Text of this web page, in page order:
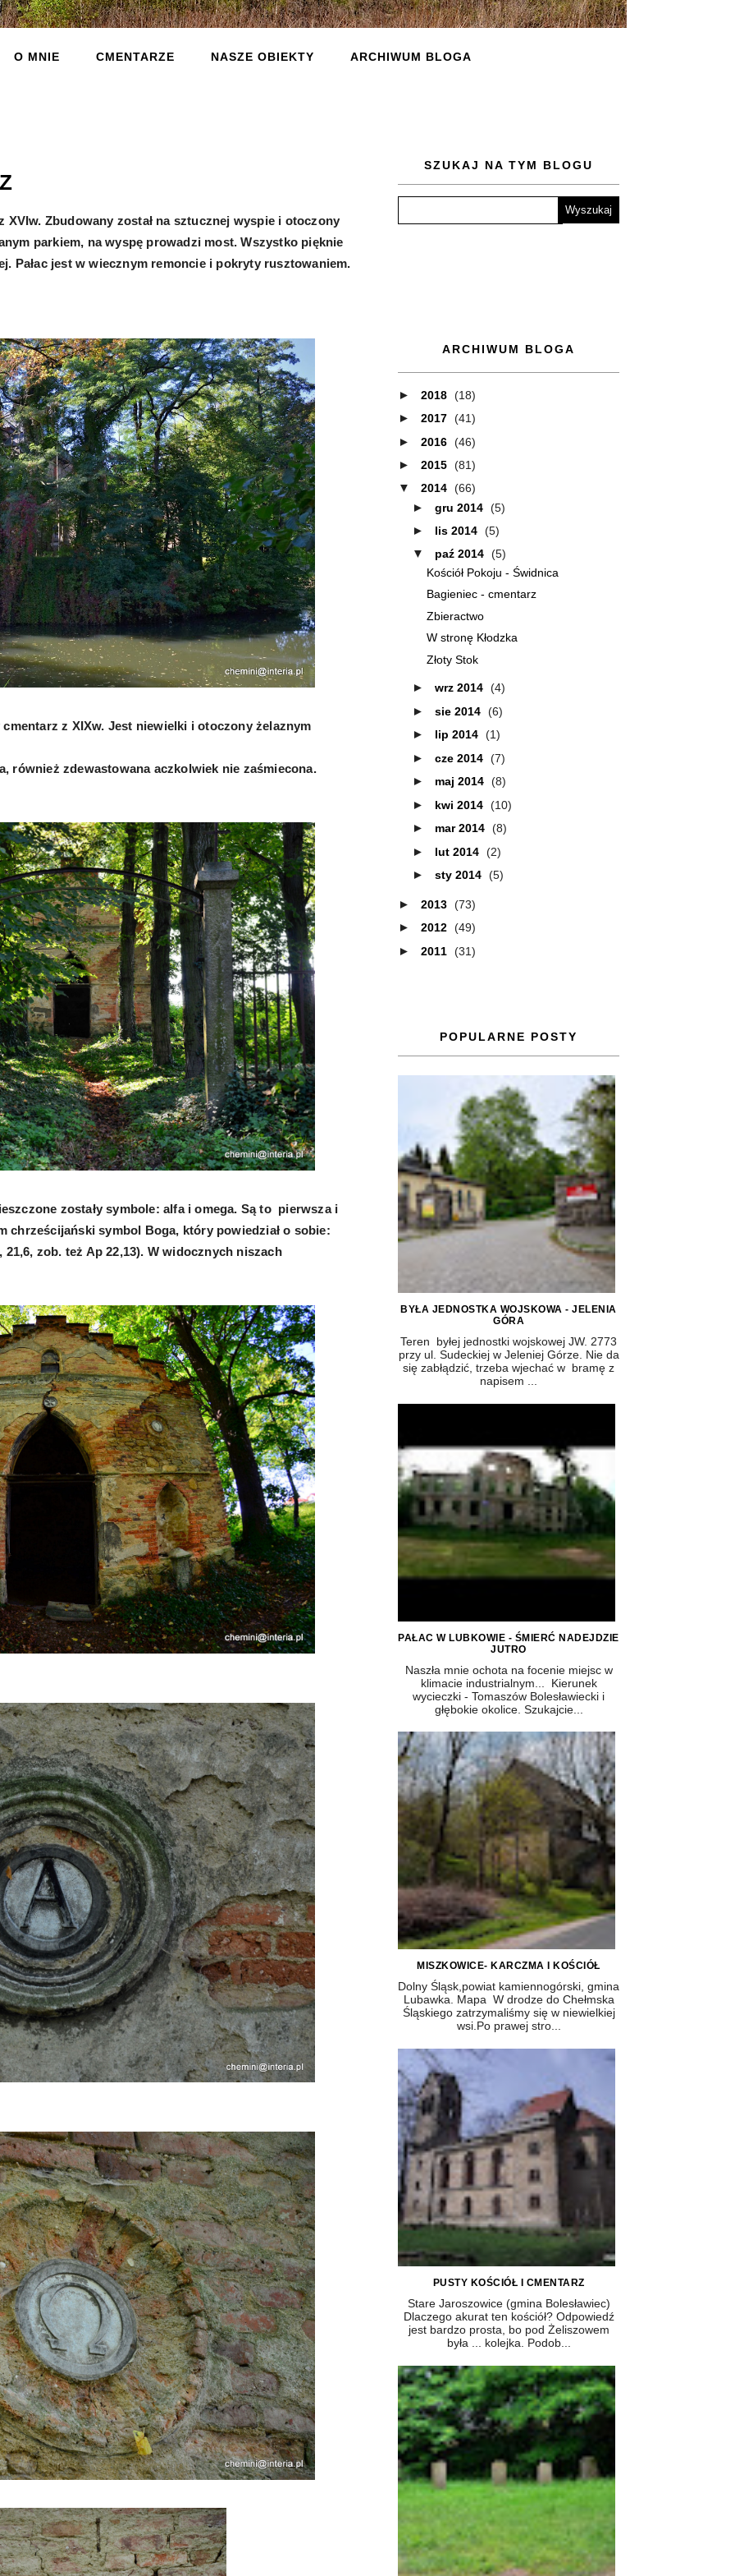
O MNIE CMENTARZE NASZE OBIEKTY ARCHIWUM BLOGA
XVIw. Zbudowany został na sztucznej wyspie i otoczony
parkiem, na wyspę prowadzi most. Wszystko pięknie
Pałac jest w wiecznym remoncie i pokryty rusztowaniem.
z XIXw. Jest niewielki i otoczony żelaznym
również zdewastowana aczkolwiek nie zaśmiecona.
zostały symbole: alfa i omega. Są to pierwsza i
chrześcijański symbol Boga, który powiedział o sobie:
zob. też Ap 22,13). W widocznych niszach
SZUKAJ NA TYM BLOGU
ARCHIWUM BLOGA
► 2018 (18)
► 2017 (41)
► 2016 (46)
► 2015 (81)
▼ 2014 (66)
► gru 2014 (5)
► lis 2014 (5)
▼ paź 2014 (5)
Kościół Pokoju - Świdnica
Bagieniec - cmentarz
Zbieractwo
W stronę Kłodzka
Złoty Stok
► wrz 2014 (4)
► sie 2014 (6)
► lip 2014 (1)
► cze 2014 (7)
► maj 2014 (8)
► kwi 2014 (10)
► mar 2014 (8)
► lut 2014 (2)
► sty 2014 (5)
► 2013 (73)
► 2012 (49)
► 2011 (31)
POPULARNE POSTY
BYŁA JEDNOSTKA WOJSKOWA - JELENIA
GÓRA
Teren byłej jednostki wojskowej JW. 2773
przy ul. Sudeckiej w Jeleniej Górze. Nie da
się zabłądzić, trzeba wjechać w bramę z
napisem ...
PAŁAC W LUBKOWIE - ŚMIERĆ NADEJDZIE
JUTRO
Naszła mnie ochota na focenie miejsc w
klimacie industrialnym... Kierunek
wycieczki - Tomaszów Bolesławiecki i
głębokie okolice. Szukajcie...
MISZKOWICE- KARCZMA I KOŚCIÓŁ
Dolny Śląsk,powiat kamiennogórski, gmina
Lubawka. Mapa W drodze do Chełmska
Śląskiego zatrzymaliśmy się w niewielkiej
wsi.Po prawej stro...
PUSTY KOŚCIÓŁ I CMENTARZ
Stare Jaroszowice (gmina Bolesławiec)
Dlaczego akurat ten kościół? Odpowiedź
jest bardzo prosta, bo pod Żeliszowem
była ... kolejka. Podob...